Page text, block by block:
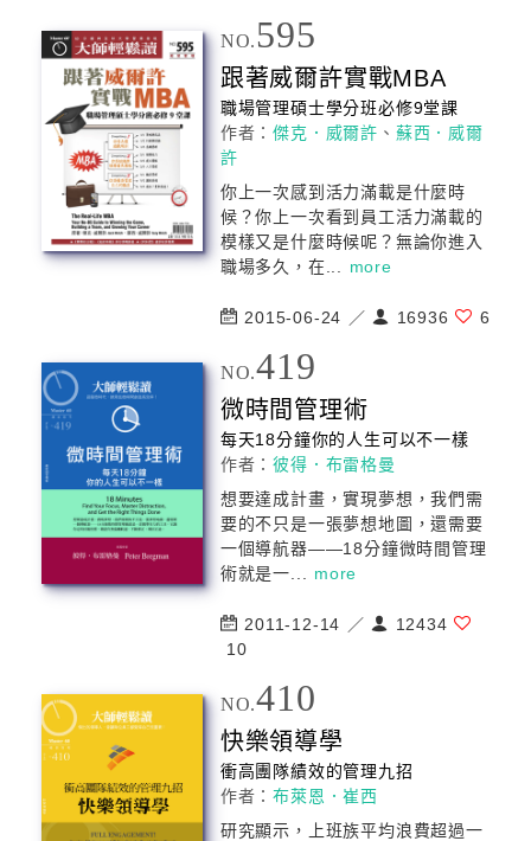
NO. 595
跟著威爾許實戰MBA
職場管理碩士學分班必修9堂課
作者：傑克．威爾許 、 蘇西．威爾
許
你上一次感到活力滿載是什麼時
候？你上一次看到員工活力滿載的
模樣又是什麼時候呢？無論你進入
職場多久，在... more
2015-06-24 ／ 16936 6
NO.419
微時間 管理術
每天18分鐘你的人生可以不一樣
作者：彼得．布雷格曼
想要達成計畫，實現夢想，我們需
要的不只是一張夢想地圖，還需要
一個導航器――18分鐘微時間管理
術就是一... more
2011-12-14 ／
12434
10
NO.410
快樂領導學
衝高團隊績效的管理九招
作者：布萊恩．崔西
研究顯示，上班族平均浪費超過一